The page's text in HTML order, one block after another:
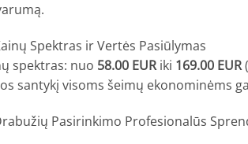
Spektras ir Vertės Pasiūlymas
spektras: nuo 58.00 EURiki 169.00 EUR
santykį visoms šeimų ekonominėms
Pasirinkimo Profesionalūs